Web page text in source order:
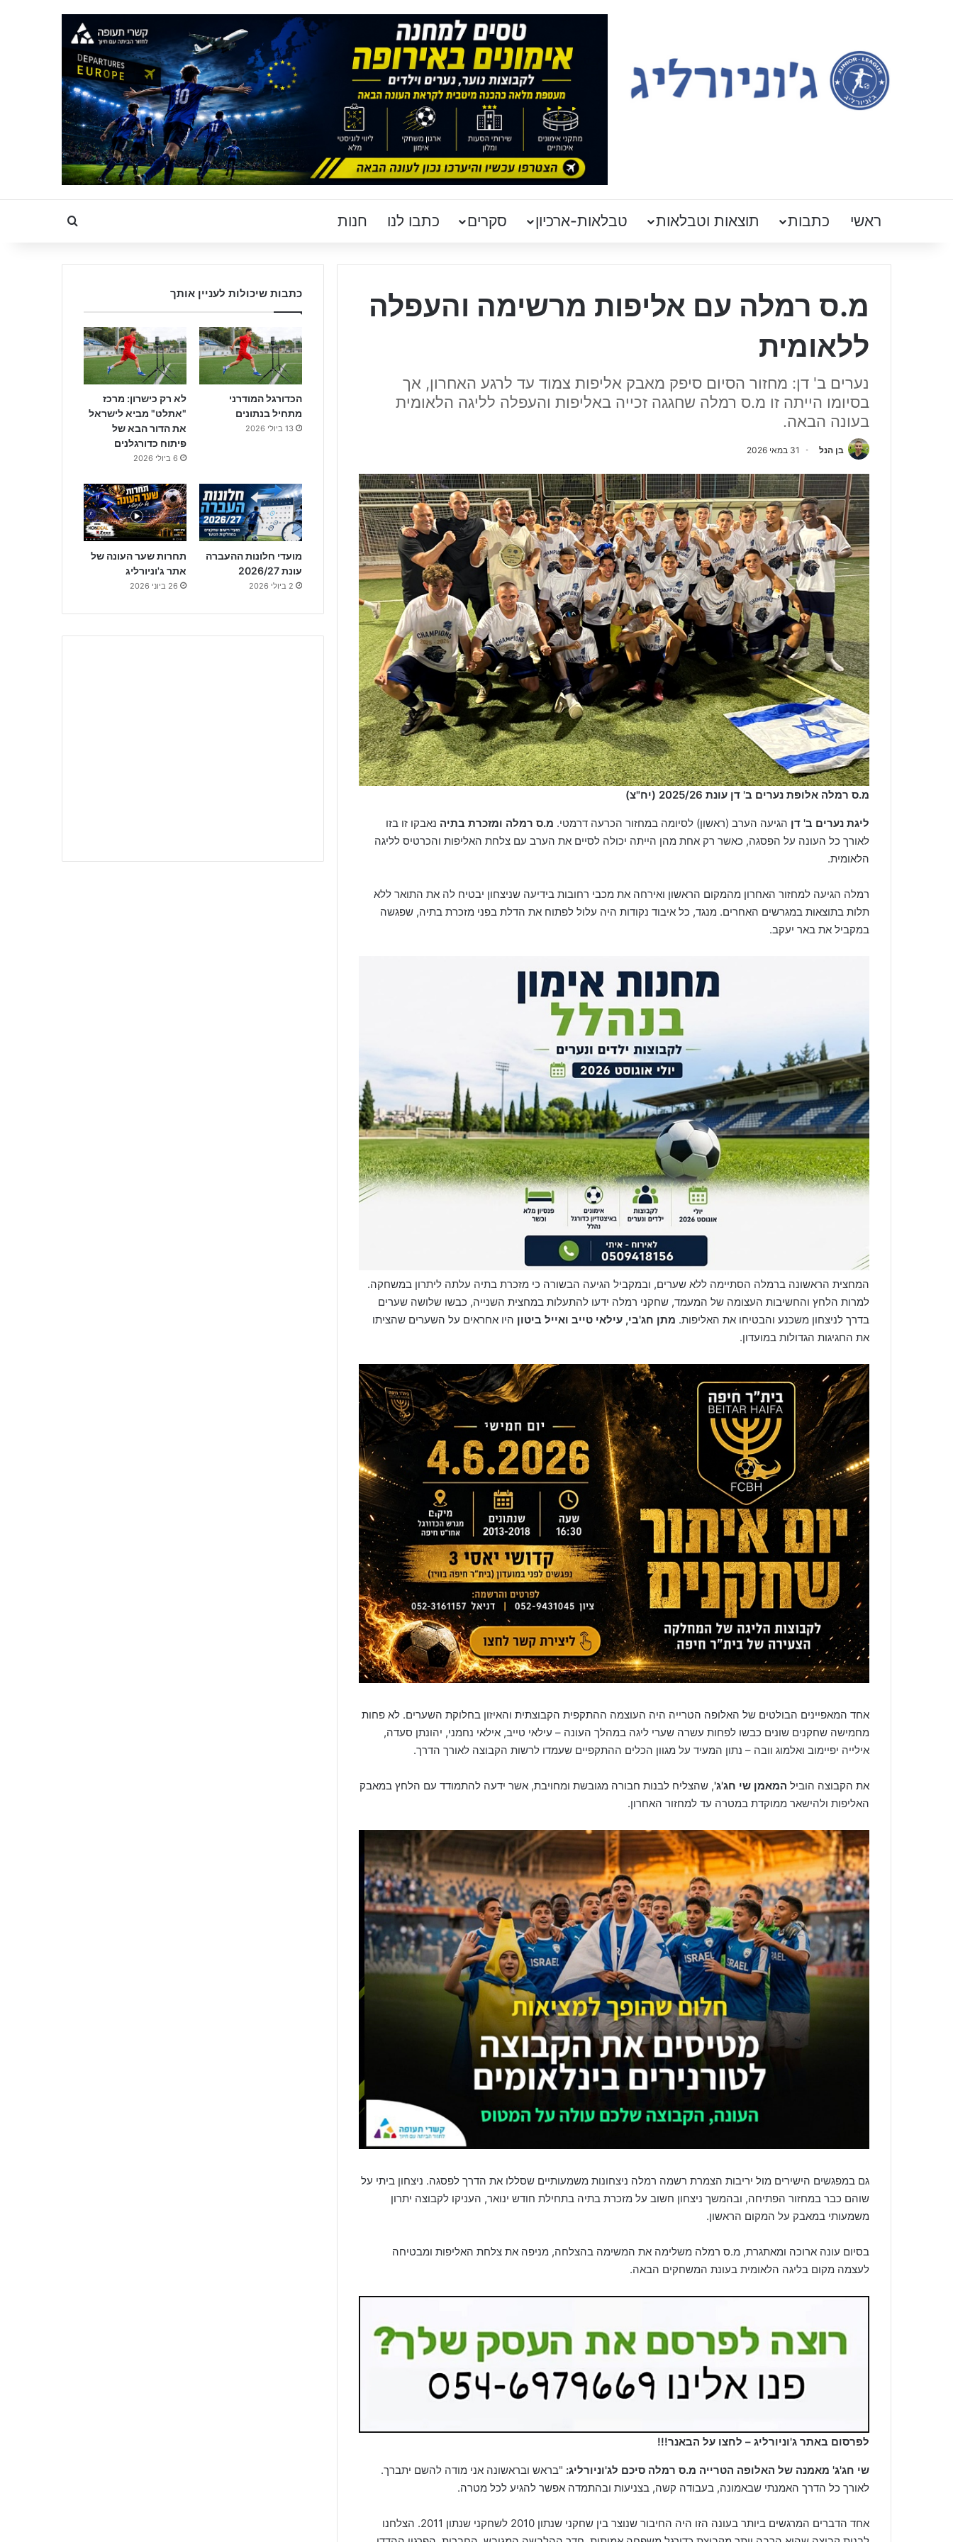
ראשי כתבות תוצאות וטבלאות טבלאות-ארכיון סקרים כתבו לנו חנות Search for
מ.ס רמלה עם אליפות מרשימה והעפלה
ללאומית
נערים ב' דן: מחזור הסיום סיפק מאבק אליפות צמוד עד לרגע האחרון, אך
בסיומו הייתה זו מ.ס רמלה שחגגה זכייה באליפות והעפלה לליגה הלאומית
בעונה הבאה.
בן הנל 31 במאי 2026
מ.ס רמלה אלופת נערים ב' דן עונת 2025/26 (יח"צ)
ליגת נערים ב' דן הגיעה הערב (ראשון) לסיומה במחזור הכרעה דרמטי. מ.ס רמלה ומזכרת בתיה נאבקו זו בזו
לאורך כל העונה על הפסגה, כאשר רק אחת מהן הייתה יכולה לסיים את הערב עם צלחת האליפות והכרטיס לליגה
הלאומית.
רמלה הגיעה למחזור האחרון מהמקום הראשון ואירחה את מכבי רחובות בידיעה שניצחון יבטיח לה את התואר ללא
תלות בתוצאות במגרשים האחרים. מנגד, כל איבוד נקודות היה עלול לפתוח את הדלת בפני מזכרת בתיה, שפגשה
במקביל את באר יעקב.
המחצית הראשונה ברמלה הסתיימה ללא שערים, ובמקביל הגיעה הבשורה כי מזכרת בתיה עלתה ליתרון במשחקה.
למרות הלחץ והחשיבות העצומה של המעמד, שחקני רמלה ידעו להתעלות במחצית השנייה, כבשו שלושה שערים
בדרך לניצחון משכנע והבטיחו את האליפות. מתן חג'בי, עילאי טייב ואייל ביטון היו אחראים על השערים שהציתו
את החגיגות הגדולות במועדון.
אחד המאפיינים הבולטים של האלופה הטרייה היה העוצמה ההתקפית הקבוצתית והאיזון בחלוקת השערים. לא פחות
מחמישה שחקנים שונים כבשו לפחות עשרה שערי ליגה במהלך העונה – עילאי טייב, אילאי נחמני, יהונתן סעדה,
אילייה יפיימוב ואלמוג וובה – נתון המעיד על מגוון הכלים ההתקפיים שעמדו לרשות הקבוצה לאורך הדרך.
את הקבוצה הוביל המאמן שי חג'ג', שהצליח לבנות חבורה מגובשת ומחויבת, אשר ידעה להתמודד עם הלחץ במאבק
האליפות ולהישאר ממוקדת במטרה עד למחזור האחרון.
גם במפגשים הישירים מול יריבות הצמרת רשמה רמלה ניצחונות משמעותיים שסללו את הדרך לפסגה. ניצחון ביתי על
שוהם כבר במחזור הפתיחה, ובהמשך ניצחון חשוב על מזכרת בתיה בתחילת חודש ינואר, העניקו לקבוצה יתרון
משמעותי במאבק על המקום הראשון.
בסיום עונה ארוכה ומאתגרת, מ.ס רמלה משלימה את המשימה בהצלחה, מניפה את צלחת האליפות ומבטיחה
לעצמה מקום בליגה הלאומית בעונת המשחקים הבאה.
לפרסום באתר ג'וניורליג – לחצו על הבאנר!!!
שי חג'ג' מאמנה של האלופה הטרייה מ.ס רמלה סיכם לג'וניורליג: "בראש ובראשונה אני מודה להשם יתברך.
לאורך כל הדרך האמנתי שבאמונה, בעבודה קשה, בצניעות ובהתמדה אפשר להגיע לכל מטרה.
אחד הדברים המרגשים ביותר בעונה הזו היה החיבור שנוצר בין שחקני שנתון 2010 לשחקני שנתון 2011. הצלחנו
כתבות שיכולות לעניין אותך
הכדורגל המודרני
מתחיל בנתונים
13 ביולי 2026
לא רק כישרון: מרכז
"אתלט" מביא לישראל
את הדור הבא של
פיתוח כדורגלנים
6 ביולי 2026
מועדי חלונות ההעברה
עונת 2026/27
2 ביולי 2026
תחרות שער העונה של
אתר ג'וניורליג
26 ביוני 2026